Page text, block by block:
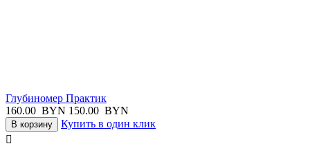
Глубиномер Практик
160.00 BYN 150.00 BYN
В корзину
Купить в один клик
